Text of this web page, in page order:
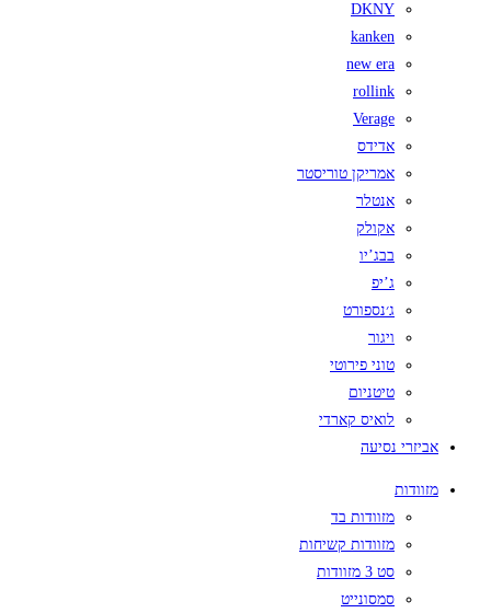
DKNY
kanken
new era
rollink
Verage
אדידס
אמריקן טוריסטר
אנטלר
אקולק
בבג’יו
ג’יפ
ג׳נספורט
ויגור
טוני פירוטי
טיטניום
לואיס קארדי
אביזרי נסיעה
מזוודות
מזוודות בד
מזוודות קשיחות
סט 3 מזוודות
סמסונייט